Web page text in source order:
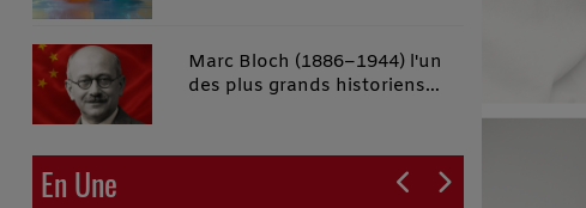
Marc Bloch (1886–1944) l'un
des plus grands historiens
En Une